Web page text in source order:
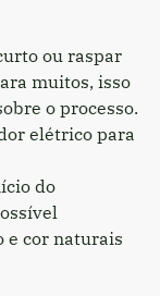
ou raspar
muitos, isso
o processo.
elétrico para
do
e cor naturais